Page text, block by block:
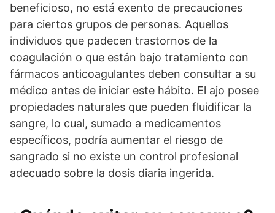
beneficioso, no está exento de precauciones
para ciertos grupos de personas. Aquellos
individuos que padecen trastornos de la
coagulación o que están bajo tratamiento con
fármacos anticoagulantes deben consultar a su
médico antes de iniciar este hábito. El ajo posee
propiedades naturales que pueden fluidificar la
sangre, lo cual, sumado a medicamentos
específicos, podría aumentar el riesgo de
sangrado si no existe un control profesional
adecuado sobre la dosis diaria ingerida.